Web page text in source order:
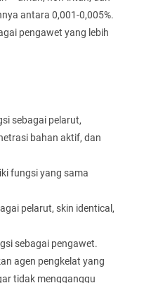
antara 0,001-0,005%.
pengawet yang lebih
sebagai pelarut,
bahan aktif, dan
fungsi yang sama
pelarut, skin identical,
sebagai pengawet.
agen pengkelat yang
tidak mengganggu